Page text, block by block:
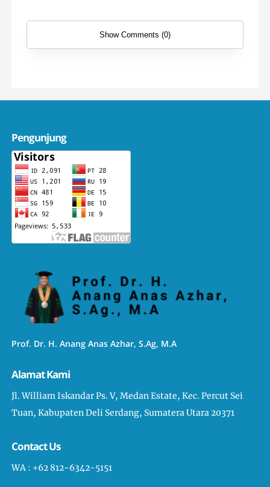
Show Comments (0)
Pengunjung
Prof. Dr. H. Anang Anas Azhar, S.Ag, M.A
Alamat Kami
Jl. William Iskandar Ps. V, Medan Estate, Kec. Percut Sei
Tuan, Kabupaten Deli Serdang, Sumatera Utara 20371
Contact Us
WA : +62 812-6342-5151